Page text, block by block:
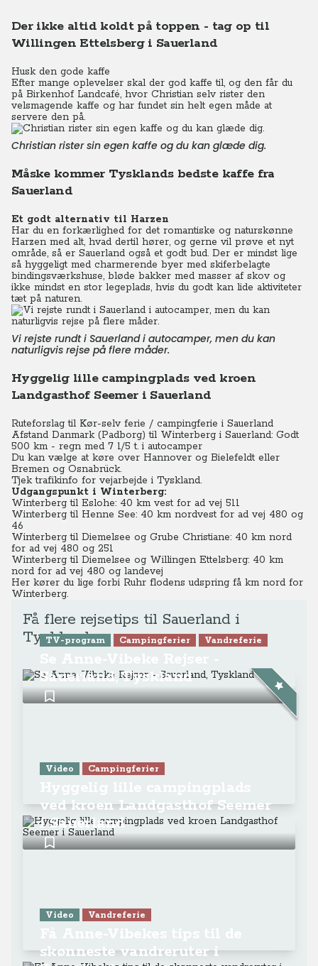
Der ikke altid koldt på toppen - tag op til
Willingen Ettelsberg i Sauerland
Husk den gode kaffe
Efter mange oplevelser skal der god kaffe til, og den får du
på Birkenhof Landcafé, hvor Christian selv rister den
velsmagende kaffe og har fundet sin helt egen måde at
servere den på.
Christian rister sin egen kaffe og du kan glæde dig.
Måske kommer Tysklands bedste kaffe fra
Sauerland
Et godt alternativ til Harzen
Har du en forkærlighed for det romantiske og naturskønne
Harzen med alt, hvad dertil hører, og gerne vil prøve et nyt
område, så er Sauerland også et godt bud. Der er mindst lige
så hyggeligt med charmerende byer med skiferbelagte
bindingsværkshuse, bløde bakker med masser af skov og
ikke mindst en stor legeplads, hvis du godt kan lide aktiviteter
tæt på naturen.
Vi rejste rundt i Sauerland i autocamper, men du kan
naturligvis rejse på flere måder.
Hyggelig lille campingplads ved kroen
Landgasthof Seemer i Sauerland
Ruteforslag til Kør-selv ferie / campingferie i Sauerland
Afstand Danmark (Padborg) til Winterberg i Sauerland: Godt
500 km - regn med 7 1/5 t. i autocamper
Du kan vælge at køre over Hannover og Bielefeldt eller
Bremen og Osnabrück.
Tjek trafikinfo for vejarbejde i Tyskland.
Udgangspunkt i Winterberg:
Winterberg til Eslohe: 40 km vest for ad vej 511
Winterberg til Henne See: 40 km nordvest for ad vej 480 og
46
Winterberg til Diemelsee og Grube Christiane: 40 km nord
for ad vej 480 og 251
Winterberg til Diemelsee og Willingen Ettelsberg: 40 km
nord for ad vej 480 og landevej
Her kører du lige forbi Ruhr flodens udspring få km nord for
Winterberg.
Få flere rejsetips til Sauerland i
Tyskland
TV-program Campingferier Vandreferie
Sauerland, Tyskland
Video Campingferier
ved kroen Landgasthof Seemer
i Sauerland
Video Vandreferie
skønneste vandreruter i